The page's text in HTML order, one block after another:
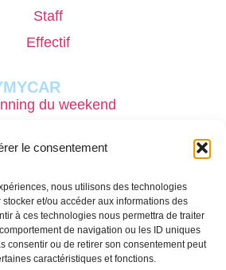
le consentement
nous utilisons des technologies
et/ou accéder aux informations des
à ces technologies nous permettra de traiter
de navigation ou les ID uniques
consentir ou de retirer son consentement peut
caractéristiques et fonctions.
Staff
Effectif
du weekend
performances
Recrutement
Sport étude